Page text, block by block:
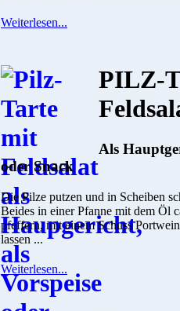
Weiterlesen...
PILZ-
Als
oder Snack
Die Pilze putzen und in Scheiben
Beides in einer Pfanne mit dem Öl
pfeffern, mit einem Schuss
lassen ...
Weiterlesen...